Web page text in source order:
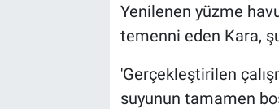
Yenilenen yüzme
temenni eden Kara,
'Gerçekleştirilen
suyunun tamamen